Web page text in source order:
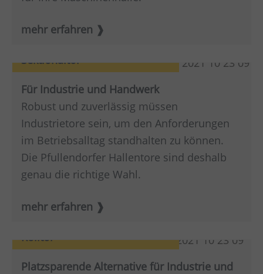
mehr erfahren
Sektionaltor
Für Industrie und Handwerk
Robust und zuverlässig müssen
Industrietore sein, um den Anforderungen
im Betriebsalltag standhalten zu können.
Die Pfullendorfer Hallentore sind deshalb
genau die richtige Wahl.
mehr erfahren
Rolltor
Platzsparende Alternative für Industrie und